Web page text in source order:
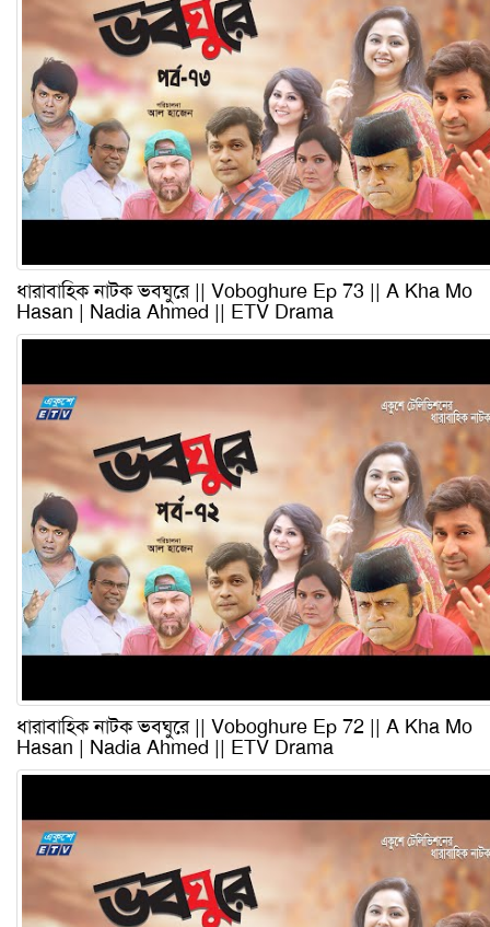
ধারাবাহিক নাটক ভবঘুরে || Voboghure Ep 73 || A Kha Mo
Hasan | Nadia Ahmed || ETV Drama
ধারাবাহিক নাটক ভবঘুরে || Voboghure Ep 72 || A Kha Mo
Hasan | Nadia Ahmed || ETV Drama